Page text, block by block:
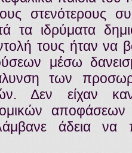
στενότερους
τα ιδρύματα
τους ήταν να
μέσω
των
Δεν είχαν
άδεια να